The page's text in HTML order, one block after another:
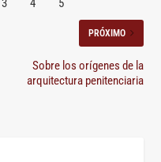
PRÓXIMO
Sobre los orígenes de la
arquitectura penitenciaria